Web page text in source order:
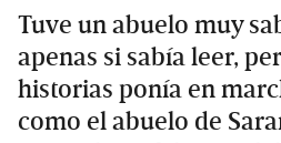
Tuve un abuelo muy
apenas si sabía leer,
historias ponía en
como el abuelo de